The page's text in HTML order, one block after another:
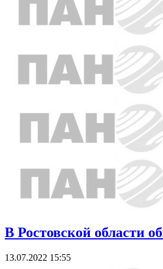
В Ростовской области
13.07.2022 15:55